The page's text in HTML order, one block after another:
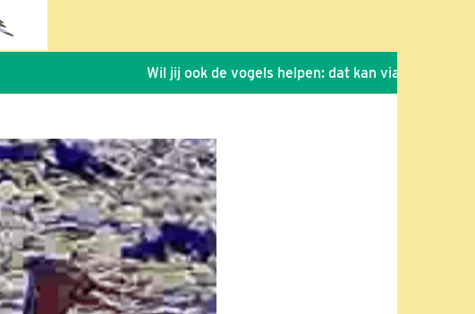
Wil jij ook de vogels helpen: dat kan via de link!